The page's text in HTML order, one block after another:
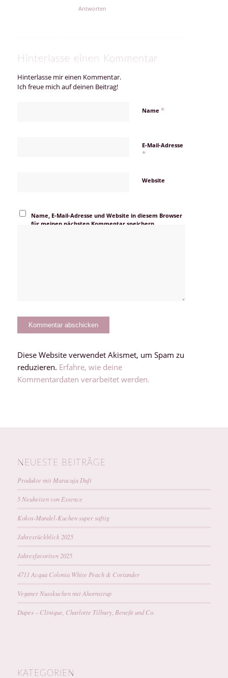
Antworten
Hinterlasse einen Kommentar
Hinterlasse mir einen Kommentar.
Ich freue mich auf deinen Beitrag!
Name *
E-Mail-Adresse
*
Website
Name, E-Mail-Adresse und Website in diesem Browser
für meinen nächsten Kommentar speichern.
Diese Website verwendet Akismet, um Spam zu
reduzieren. Erfahre, wie deine
Kommentardaten verarbeitet werden.
NEUESTE BEITRÄGE
Produkte mit Maracuja Duft
5 Neuheiten von Essence
Kokos-Mandel-Kuchen super saftig
Jahresrückblick 2025
Jahresfavoriten 2025
4711 Acqua Colonia White Peach & Coriander
Veganer Nusskuchen mit Ahornsirup
Dupes – Clinique, Charlotte Tilbury, Benefit und Co.
KATEGORIEN